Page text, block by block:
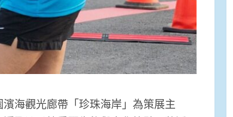
海觀光廊帶「珍珠海岸」為策展主